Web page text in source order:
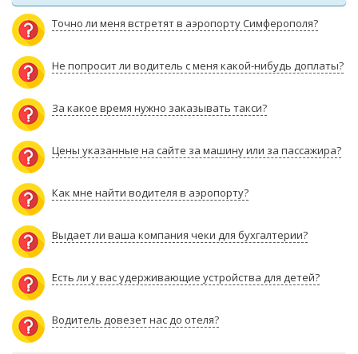
Точно ли меня встретят в аэропорту Симферополя?
Не попросит ли водитель с меня какой-нибудь доплаты?
За какое время нужно заказывать такси?
Цены указанные на сайте за машину или за пассажира?
Как мне найти водителя в аэропорту?
Выдает ли ваша компания чеки для бухгалтерии?
Есть ли у вас удерживающие устройства для детей?
Водитель довезет нас до отеля?